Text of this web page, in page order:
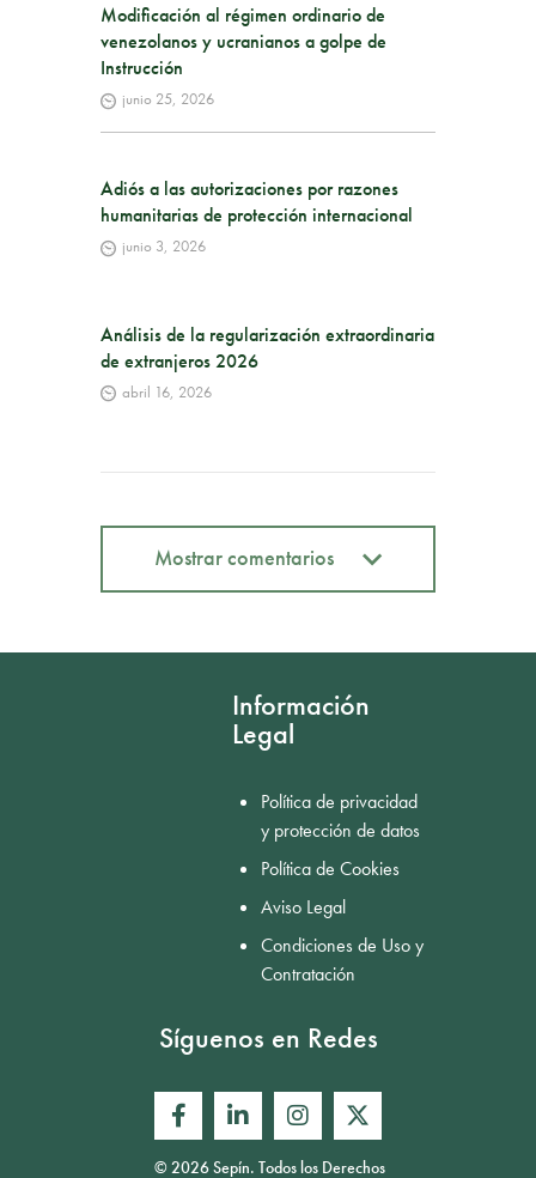
Modificación al régimen ordinario de
venezolanos y ucranianos a golpe de
Instrucción
junio 25, 2026
Adiós a las autorizaciones por razones
humanitarias de protección internacional
junio 3, 2026
Análisis de la regularización extraordinaria
de extranjeros 2026
abril 16, 2026
Mostrar comentarios
Información
Legal
Política de privacidad
y protección de datos
Política de Cookies
Aviso Legal
Condiciones de Uso y
Contratación
Síguenos en Redes
© 2026 Sepín. Todos los Derechos